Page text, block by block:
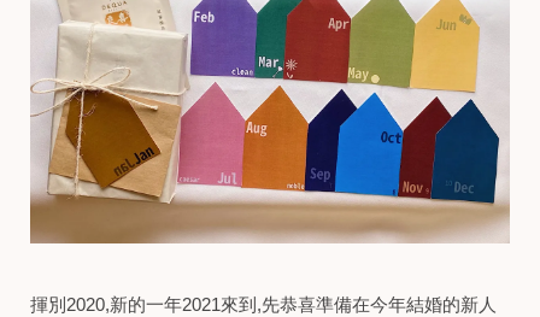
揮別2020,新的一年2021來到,先恭喜準備在今年結婚的新人